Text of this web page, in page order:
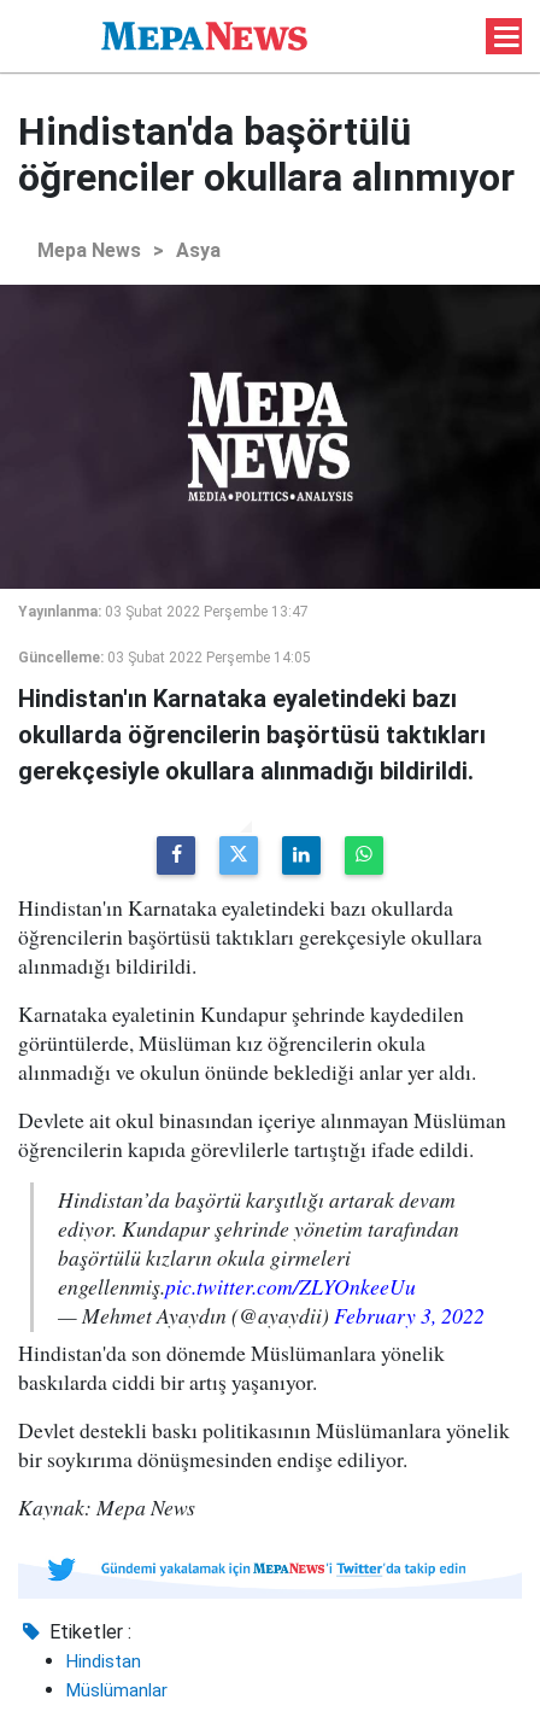
Hindistan'da başörtülü
öğrenciler okullara alınmıyor
Mepa News > Asya
Yayınlanma: 03 Şubat 2022 Perşembe 13:47
Güncelleme: 03 Şubat 2022 Perşembe 14:05
Hindistan'ın Karnataka eyaletindeki bazı
okullarda öğrencilerin başörtüsü taktıkları
gerekçesiyle okullara alınmadığı bildirildi.
Hindistan'ın Karnataka eyaletindeki bazı okullarda
öğrencilerin başörtüsü taktıkları gerekçesiyle okullara
alınmadığı bildirildi.
Karnataka eyaletinin Kundapur şehrinde kaydedilen
görüntülerde, Müslüman kız öğrencilerin okula
alınmadığı ve okulun önünde beklediği anlar yer aldı.
Devlete ait okul binasından içeriye alınmayan Müslüman
öğrencilerin kapıda görevlilerle tartıştığı ifade edildi.
Hindistan’da başörtü karşıtlığı artarak devam
ediyor. Kundapur şehrinde yönetim tarafından
başörtülü kızların okula girmeleri
engellenmiş.pic.twitter.com/ZLYOnkeeUu
— Mehmet Ayaydın (@ayaydii) February 3, 2022
Hindistan'da son dönemde Müslümanlara yönelik
baskılarda ciddi bir artış yaşanıyor.
Devlet destekli baskı politikasının Müslümanlara yönelik
bir soykırıma dönüşmesinden endişe ediliyor.
Kaynak: Mepa News
Etiketler :
Hindistan
Müslümanlar